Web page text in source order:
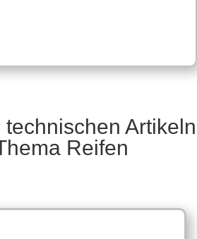
Artikeln
Reifen